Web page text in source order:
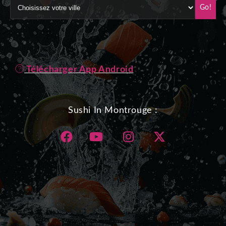
Go!
Télécharger App Android
Sushi In Montrouge :